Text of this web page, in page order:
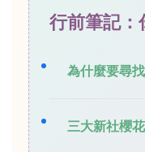
行前筆記：
為什麼要尋
三大新社櫻